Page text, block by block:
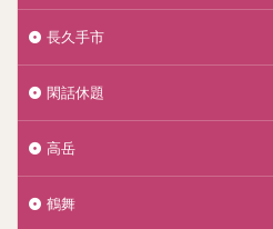
長久手市
閑話休題
高岳
鶴舞